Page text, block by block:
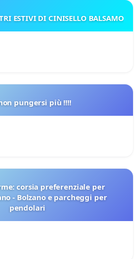
ESTIVI DI CINISELLO BALSAMO
pungersi più !!!!
corsia preferenziale per
- Bolzano e parcheggi per
pendolari